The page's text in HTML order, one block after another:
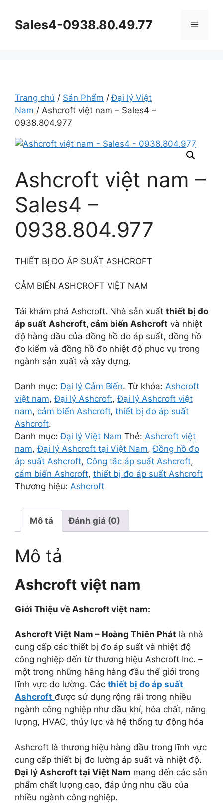
Sales4-0938.80.49.77 Menu
Trang chủ / Sản Phẩm /Đại lý Việt
Nam / Ashcroft việt nam – Sales4 –
0938.804.977
Ashcroft việt nam –
Sales4 –
0938.804.977
THIẾT BỊ ĐO ÁP SUẤT ASHCROFT
CẢM BIẾN ASHCROFT VIỆT NAM
Tái khám phá Ashcroft. Nhà sản xuất thiết bị đo
áp suất Ashcroft, cảm biến Ashcroft và nhiệt
độ hàng đầu của đồng hồ đo áp suất, đồng hồ
đo kiểm và đồng hồ đo nhiệt độ phục vụ trong
ngành sản xuất và xây dựng.
Danh mục:Đại lý Cảm Biến. Từ khóa: Ashcroft
việt nam,Đại lý Ashcroft,Đại lý Ashcroft việt
nam, cảm biến Ashcroft, thiết bị đo áp suất
Ashcroft.
Danh mục:Đại lý Việt Nam Thẻ: Ashcroft việt
nam,Đại lý Ashcroft tại Việt Nam,Đồng hồ đo
áp suất Ashcroft, Công tắc áp suất Ashcroft,
cảm biến Ashcroft, thiết bị đo áp suất Ashcroft
Thương hiệu: Ashcroft
Mô tả Đánh giá (0)
Mô tả
Ashcroft việt nam
Giới Thiệu về Ashcroft việt nam:
Ashcroft Việt Nam – Hoàng Thiên Phát là nhà
cung cấp các thiết bị đo áp suất và nhiệt độ
công nghiệp đến từ thương hiệu Ashcroft Inc. –
một trong những hãng hàng đầu thế giới trong
lĩnh vực đo lường. Các thiết bị đo áp suất
Ashcroft được sử dụng rộng rãi trong nhiều
ngành công nghiệp như dầu khí, hóa chất, năng
lượng, HVAC, thủy lực và hệ thống tự động hóa
Ashcroft là thương hiệu hàng đầu trong lĩnh vực
cung cấp thiết bị đo lường áp suất và nhiệt độ.
Đại lý Ashcroft tại Việt Nam mang đến các sản
phẩm chất lượng cao, đáp ứng nhu cầu của
nhiều ngành công nghiệp.